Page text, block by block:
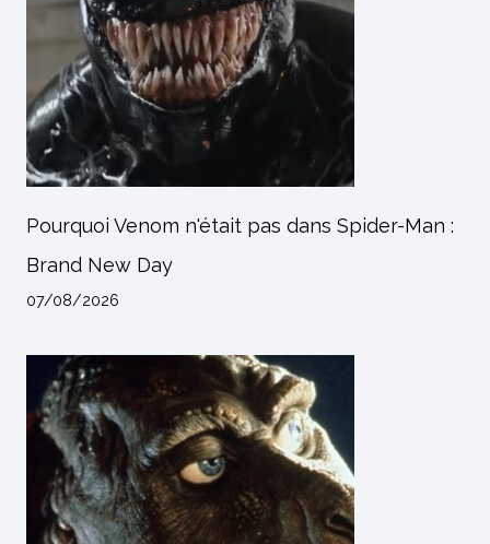
Pourquoi Venom n'était pas dans Spider-Man :
Brand New Day
07/08/2026